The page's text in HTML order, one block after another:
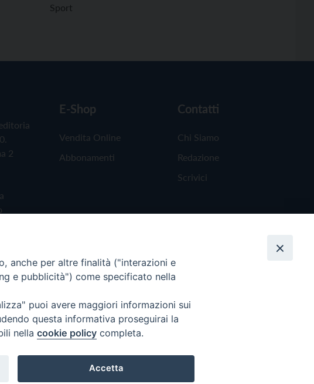
Sport
2
E-Shop
Vendita Online
Abbonamenti
Contatti
Chi Siamo
Redazione
Scrivici
anche per altre finalità ("interazioni e
e pubblicità") come specificato nella
puoi avere maggiori informazioni sui
questa informativa proseguirai la
nella cookie policy completa.
Accetta